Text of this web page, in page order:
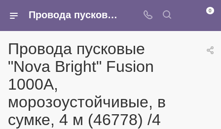
Провода пусковые "Nova Bright" Fusion 1000А, морозоустойчивые, в сумке, 4 м (46778) /4 - купить в интернет-магазине Армина 0
Провода пусковые
"Nova Bright" Fusion
1000А,
морозоустойчивые, в
сумке, 4 м (46778) /4